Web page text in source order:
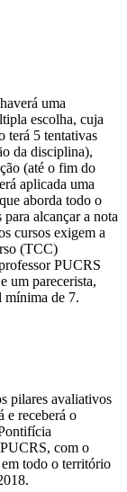
uma
escolha, cuja
terá 5 tentativas
da disciplina),
(até o fim do
aplicada uma
aborda todo o
alcançar a nota
cursos exigem a
(TCC)
PUCRS
um parecerista,
mínima de 7.
pilares avaliativos
e receberá o
com o
todo o território